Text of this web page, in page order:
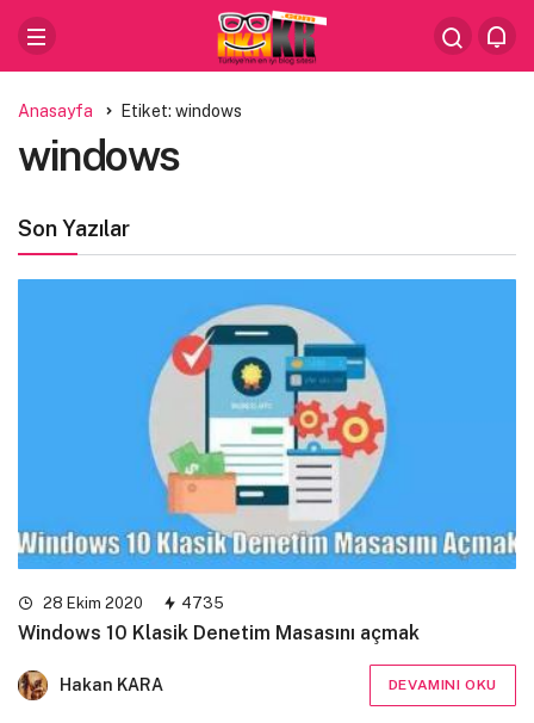
Anasayfa Etiket: windows
windows
Son Yazılar
28 Ekim 2020 4735
Windows 10 Klasik Denetim Masasını açmak
Hakan KARA DEVAMINI OKU